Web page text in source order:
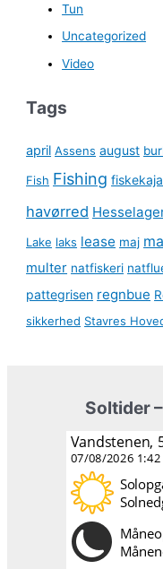
Tun
Uncategorized
Video
Tags
april Assens august
Fish Fishing
havørred
Lake laks lease maj
multer natfiskeri
pattegrisen regnbue
sikkerhed Stavres
Soltider